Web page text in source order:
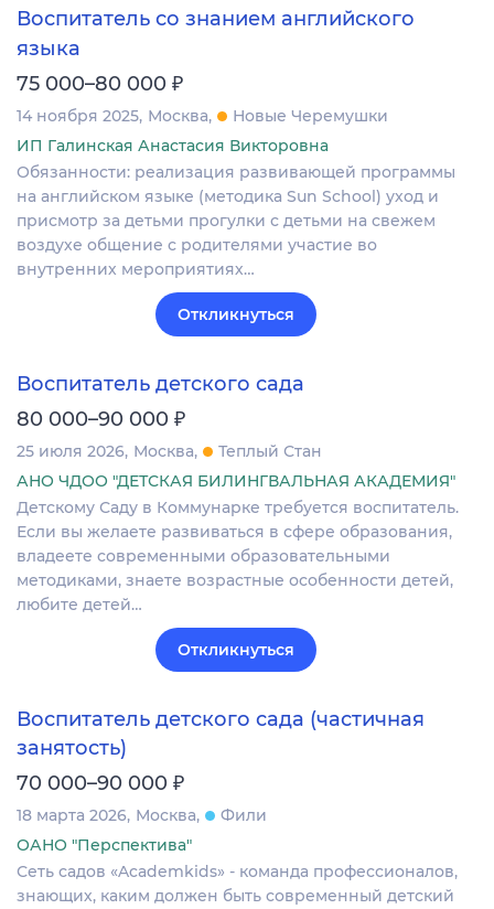
Воспитатель со знанием английского
языка
75 000–80 000 ₽
14 ноября 2025 Москва
Новые Черемушки
ИП Галинская Анастасия Викторовна
Обязанности: реализация развивающей программы
на английском языке (методика Sun School) уход и
присмотр за детьми прогулки с детьми на свежем
воздухе общение с родителями участие во
внутренних мероприятиях…
Откликнуться
Воспитатель детского сада
80 000–90 000 ₽
25 июля 2026 Москва
Теплый Стан
АНО ЧДОО "ДЕТСКАЯ БИЛИНГВАЛЬНАЯ АКАДЕМИЯ"
Детскому Саду в Коммунарке требуется воспитатель.
Если вы желаете развиваться в сфере образования,
владеете современными образовательными
методиками, знаете возрастные особенности детей,
любите детей…
Откликнуться
Воспитатель детского сада (частичная
занятость)
70 000–90 000 ₽
18 марта 2026 Москва
Фили
ОАНО "Перспектива"
Сеть садов «Academkids» - команда профессионалов,
знающих, каким должен быть современный детский